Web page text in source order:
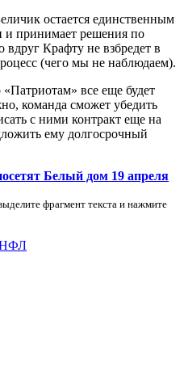
остается единственным
и принимает решения по
Крафту не взбредет в
(чего мы не наблюдаем).
все еще будет
команда сможет убедить
с ними контракт еще на
ему долгосрочный
Белый дом 19 апреля
фрагмент текста и нажмите
НФЛ